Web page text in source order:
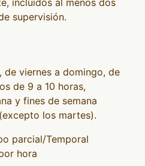
incluidos al menos dos
supervisión.
de viernes a domingo, de
de 9 a 10 horas,
y fines de semana
los martes).
parcial/Temporal
hora